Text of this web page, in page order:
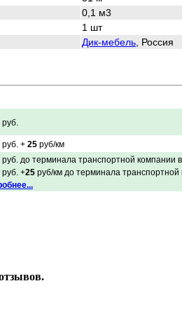
0,1 м3
1 шт
Дик-мебель , Россия
руб.
руб. + 25 руб/км
руб. до терминала транспортной компании
руб. +25 руб/км до терминала